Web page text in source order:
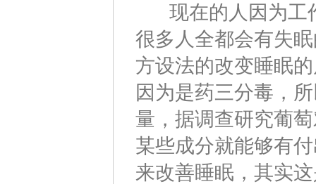
现在的人因为工
很多人全都会有失
方设法的改变睡眠
因为是药三分毒，
量，据调查研究葡
某些成分就能够有
来改善睡眠，其实